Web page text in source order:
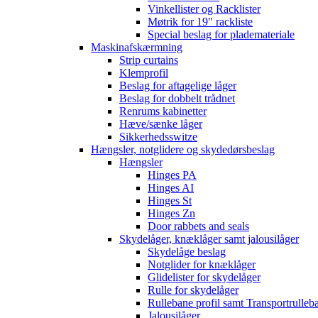
Vinkellister og Racklister
Møtrik for 19" rackliste
Special beslag for plademateriale
Maskinafskærmning
Strip curtains
Klemprofil
Beslag for aftagelige låger
Beslag for dobbelt trådnet
Renrums kabinetter
Hæve/sænke låger
Sikkerhedsswitze
Hængsler, notglidere og skydedørsbeslag
Hængsler
Hinges PA
Hinges AI
Hinges St
Hinges Zn
Door rabbets and seals
Skydelåger, knæklåger samt jalousilåger
Skydelåge beslag
Notglider for knæklåger
Glidelister for skydelåger
Rulle for skydelåger
Rullebane profil samt
Jalousilåger